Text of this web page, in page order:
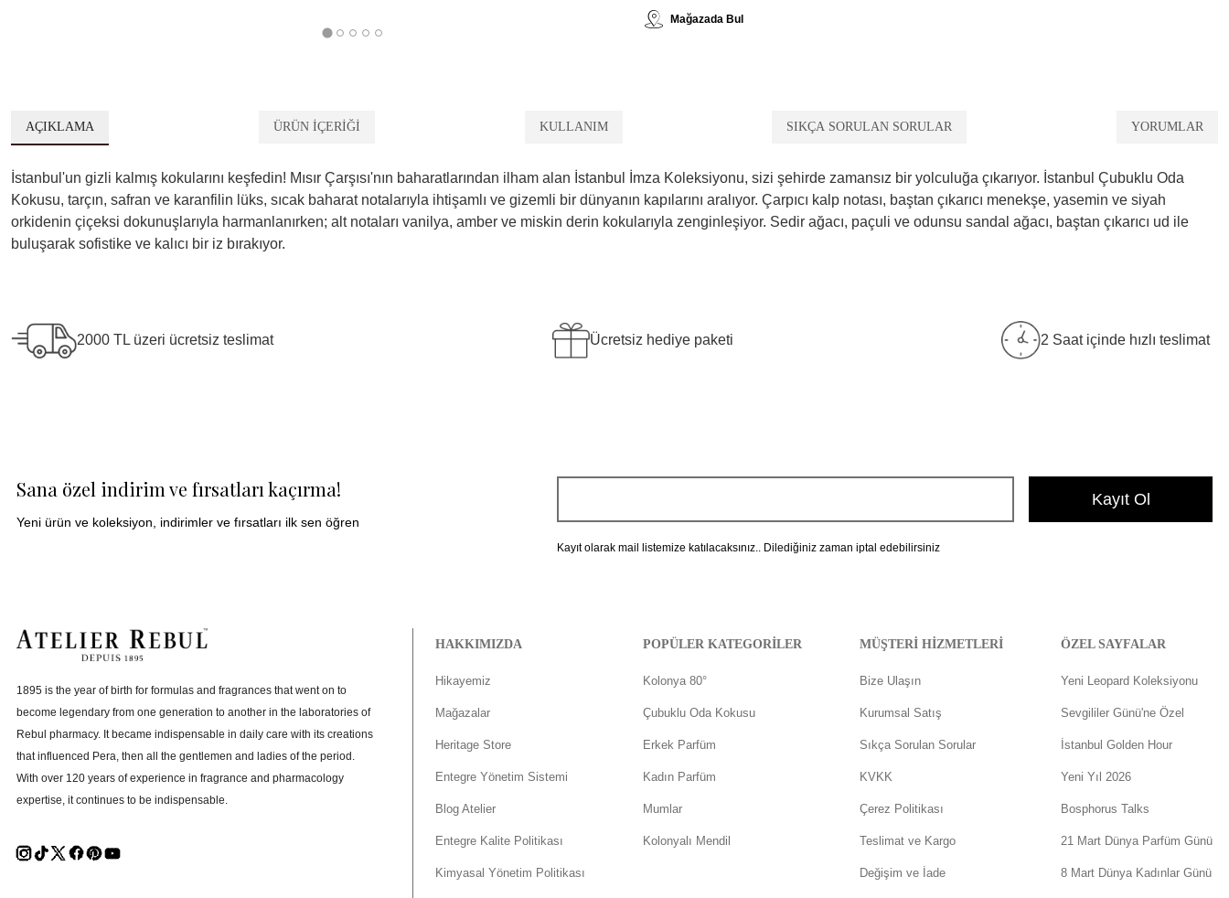
Mağazada Bul
AÇIKLAMA ÜRÜN İÇERİĞİ KULLANIM SIKÇA SORULAN SORULAR YORUMLAR
İstanbul'un gizli kalmış kokularını keşfedin! Mısır Çarşısı'nın baharatlarından ilham alan İstanbul İmza Koleksiyonu, sizi şehirde zamansız bir yolculuğa çıkarıyor. İstanbul Çubuklu Oda
Kokusu, tarçın, safran ve karanfilin lüks, sıcak baharat notalarıyla ihtişamlı ve gizemli bir dünyanın kapılarını aralıyor. Çarpıcı kalp notası, baştan çıkarıcı menekşe, yasemin ve siyah
orkidenin çiçeksi dokunuşlarıyla harmanlanırken; alt notaları vanilya, amber ve miskin derin kokularıyla zenginleşiyor. Sedir ağacı, paçuli ve odunsu sandal ağacı, baştan çıkarıcı ud ile
buluşarak sofistike ve kalıcı bir iz bırakıyor.
2000 TL üzeri ücretsiz teslimat Ücretsiz hediye paketi 2 Saat içinde hızlı teslimat
Sana özel indirim ve fırsatları kaçırma!
Yeni ürün ve koleksiyon, indirimler ve fırsatları ilk sen öğren
Kayıt Ol
Kayıt olarak mail listemize katılacaksınız.. Dilediğiniz zaman iptal edebilirsiniz
1895 is the year of birth for formulas and fragrances that went on to
become legendary from one generation to another in the laboratories of
Rebul pharmacy. It became indispensable in daily care with its creations
that influenced Pera, then all the gentlemen and ladies of the period.
With over 120 years of experience in fragrance and pharmacology
expertise, it continues to be indispensable.
HAKKIMIZDA
Hikayemiz
Mağazalar
Heritage Store
Entegre Yönetim Sistemi
Blog Atelier
Entegre Kalite Politikası
Kimyasal Yönetim Politikası
POPÜLER KATEGORİLER
Kolonya 80°
Çubuklu Oda Kokusu
Erkek Parfüm
Kadın Parfüm
Mumlar
Kolonyalı Mendil
MÜŞTERİ HİZMETLERİ
Bize Ulaşın
Kurumsal Satış
Sıkça Sorulan Sorular
KVKK
Çerez Politikası
Teslimat ve Kargo
Değişim ve İade
ÖZEL SAYFALAR
Yeni Leopard Koleksiyonu
Sevgililer Günü'ne Özel
İstanbul Golden Hour
Yeni Yıl 2026
Bosphorus Talks
21 Mart Dünya Parfüm Günü
8 Mart Dünya Kadınlar Günü